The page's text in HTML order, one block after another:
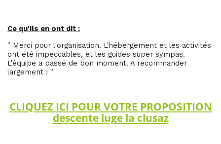
Ce qu'ils en ont dit :
" Merci pour l'organisation. L'hébergement et les activités
ont été impeccables, et les guides super sympas.
L'équipe a passé de bon moment. A recommander
largement ! "
CLIQUEZ ICI POUR VOTRE PROPOSITION
descente luge la clusaz